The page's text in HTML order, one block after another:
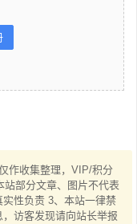
作收集整理，VIP/积分
部分文章、图片不代表
性负责 3、本站一律禁
访客发现请向站长举报